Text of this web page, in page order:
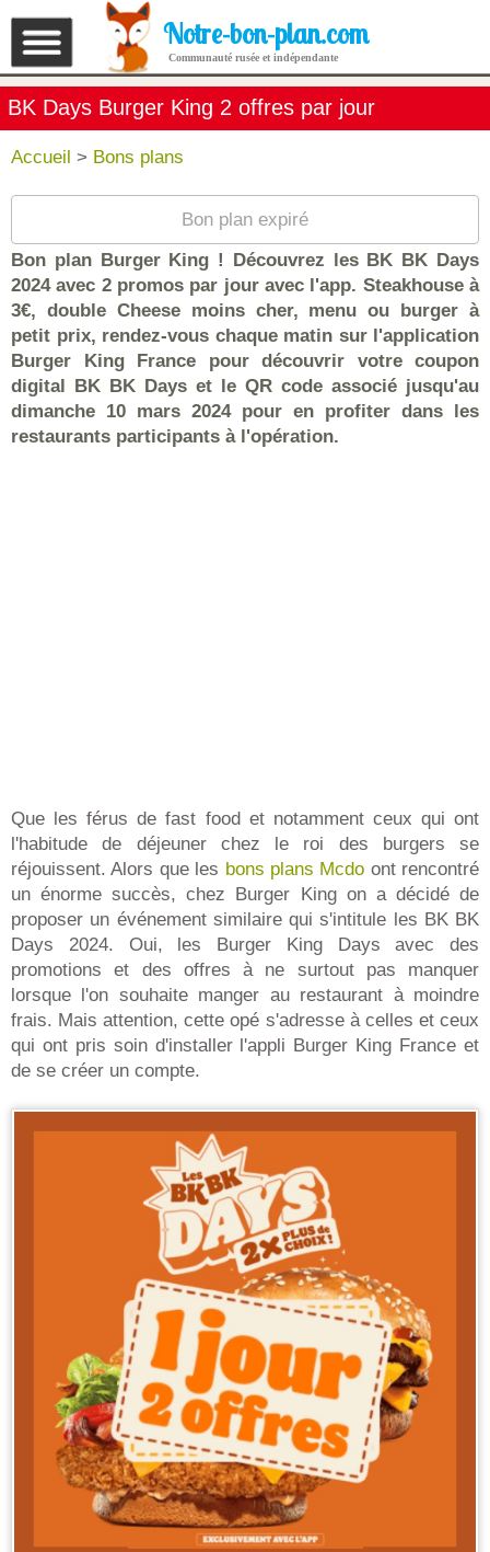
Notre-bon-plan.com
Communauté rusée et indépendante
BK Days Burger King 2 offres par jour
Accueil > Bons plans
Bon plan expiré
Bon plan Burger King ! Découvrez les BK BK Days
2024 avec 2 promos par jour avec l'app. Steakhouse à
3€, double Cheese moins cher, menu ou burger à
petit prix, rendez-vous chaque matin sur l'application
Burger King France pour découvrir votre coupon
digital BK BK Days et le QR code associé jusqu'au
dimanche 10 mars 2024 pour en profiter dans les
restaurants participants à l'opération.
Que les férus de fast food et notamment ceux qui ont
l'habitude de déjeuner chez le roi des burgers se
réjouissent. Alors que les bons plans Mcdo ont rencontré
un énorme succès, chez Burger King on a décidé de
proposer un événement similaire qui s'intitule les BK BK
Days 2024. Oui, les Burger King Days avec des
promotions et des offres à ne surtout pas manquer
lorsque l'on souhaite manger au restaurant à moindre
frais. Mais attention, cette opé s'adresse à celles et ceux
qui ont pris soin d'installer l'appli Burger King France et
de se créer un compte.